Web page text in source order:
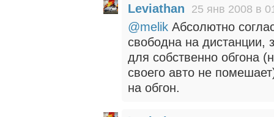
Leviathan 25 янв 2008 в
@melik Абсолютно
свободна на дистанции,
для собственно обгона
своего авто не
на обгон.